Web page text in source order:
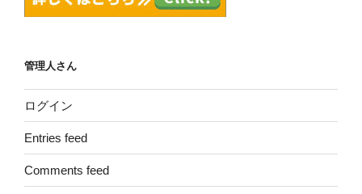
管理人さん
ログイン
Entries feed
Comments feed